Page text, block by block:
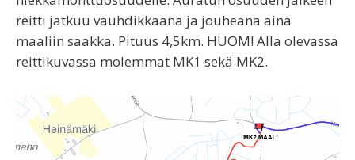
reitti jatkuu vauhdikkaana ja jouheana aina
maaliin saakka. Pituus 4,5km. HUOM! Alla olevassa
reittikuvassa molemmat MK1 sekä MK2.